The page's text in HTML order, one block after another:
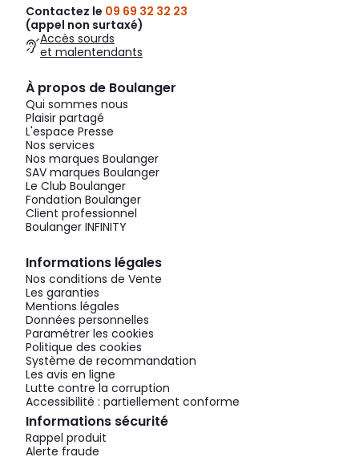
Contactez le 09 69 32 32 23
(appel non surtaxé)
Accès sourds
et malentendants
À propos de Boulanger
Qui sommes nous
Plaisir partagé
L'espace Presse
Nos services
Nos marques Boulanger
SAV marques Boulanger
Le Club Boulanger
Fondation Boulanger
Client professionnel
Boulanger INFINITY
Informations légales
Nos conditions de Vente
Les garanties
Mentions légales
Données personnelles
Paramétrer les cookies
Politique des cookies
Système de recommandation
Les avis en ligne
Lutte contre la corruption
Accessibilité : partiellement conforme
Informations sécurité
Rappel produit
Alerte fraude